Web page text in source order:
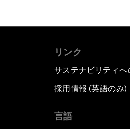
リンク
サステナビリティへ
採用情報 (英語のみ)
言語